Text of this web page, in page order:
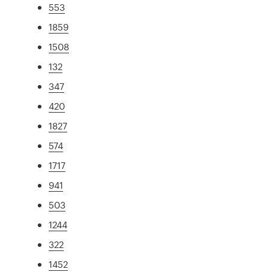
553
1859
1508
132
347
420
1827
574
1717
941
503
1244
322
1452